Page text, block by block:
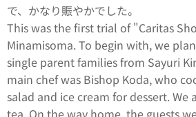
で、かなり賑やかでした。
This was the first trial of "Caritas
Minamisoma. To begin with, we
single parent families from Sayuri
main chef was Bishop Koda, who
salad and ice cream for dessert. We
tea. On the way home, the guests